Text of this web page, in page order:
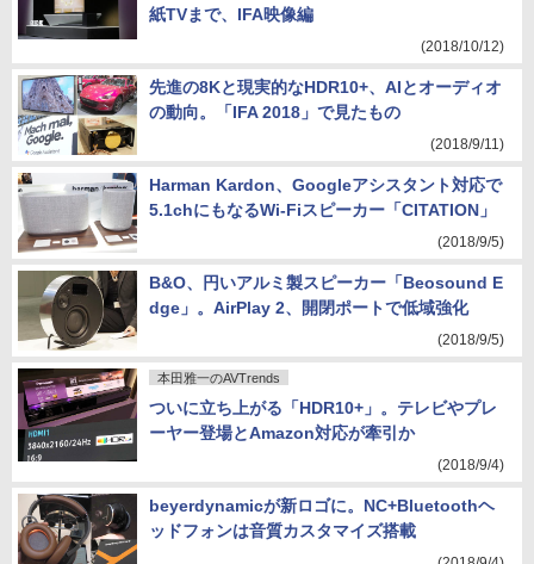
紙TVまで、IFA映像編
(2018/10/12)
先進の8Kと現実的なHDR10+、AIとオーディオ
の動向。「IFA 2018」で見たもの
(2018/9/11)
Harman Kardon、Googleアシスタント対応で
5.1chにもなるWi-Fiスピーカー「CITATION」
(2018/9/5)
B&O、円いアルミ製スピーカー「Beosound E
dge」。AirPlay 2、開閉ポートで低域強化
(2018/9/5)
本田雅一のAVTrends
ついに立ち上がる「HDR10+」。テレビやプレ
ーヤー登場とAmazon対応が牽引か
(2018/9/4)
beyerdynamicが新ロゴに。NC+Bluetoothヘ
ッドフォンは音質カスタマイズ搭載